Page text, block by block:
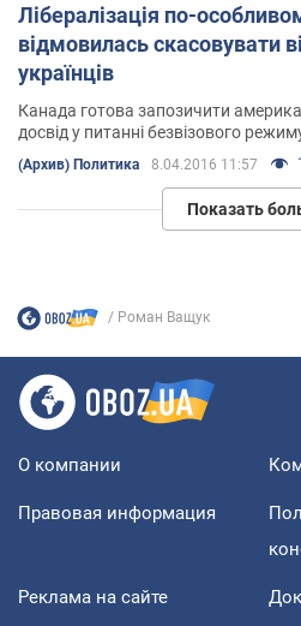
Лібералізація по-
відмовилась скасовувати
українців
Канада готова запозичити
досвід у питанні безвізового
(Архив) Политика 8.04.2016 11:57
Показать
Роман Ващук
О компании
Правовая информация
Реклама на сайте